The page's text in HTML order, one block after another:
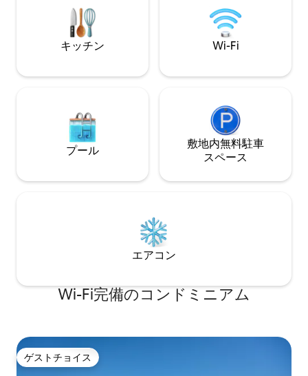
記念日、ロマンチックな旅、ウェルネス
の週末に、思い出に残る本格的な村での
滞在に最適。
クな休暇。
キッチン Wi-Fi
プール
敷地内無料駐⁠車
ス⁠ペ⁠ー⁠ス
エアコン
Wi-Fi完備のコンドミニアム
ゲストチョイス
ゲストチョイス